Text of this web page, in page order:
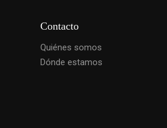
Contacto
Quiénes somos
Dónde estamos